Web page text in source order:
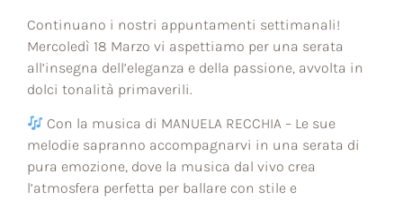
Continuano i nostri appuntamenti settimanali!
Mercoledì 18 Marzo vi aspettiamo per una serata
all’insegna dell’eleganza e della passione, avvolta in
dolci tonalità primaverili.
Con la musica di MANUELA RECCHIA – Le sue
melodie sapranno accompagnarvi in una serata di
pura emozione, dove la musica dal vivo crea
l’atmosfera perfetta per ballare con stile e